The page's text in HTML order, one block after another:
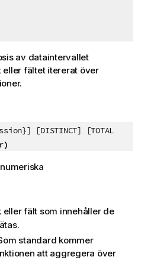
av dataintervallet
fältet itererat över
[DISTINCT] [TOTAL
)
numeriska
eller fält som innehåller de
standard kommer
att aggregera över